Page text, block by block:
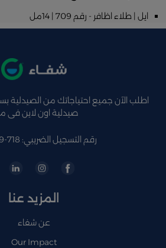
ايل | طلاء اظافر - رقم 709 | 14مل
اطلب الآن جميع احتياجاتك من الصيدلية
صيدلية اون لاين فى
رقم التسجيل الضريبي: 718-859-672
المزيد عنا
عن شفاء
Our Impact